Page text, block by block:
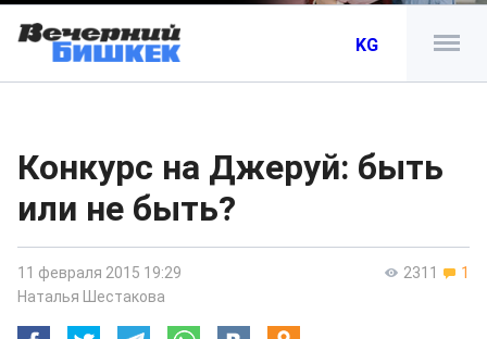
KG
Конкурс на Джеруй: быть
или не быть?
2311 1
11 февраля 2015 19:29
Наталья Шестакова